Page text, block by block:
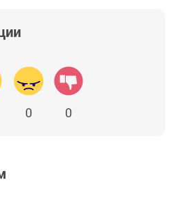
0 0